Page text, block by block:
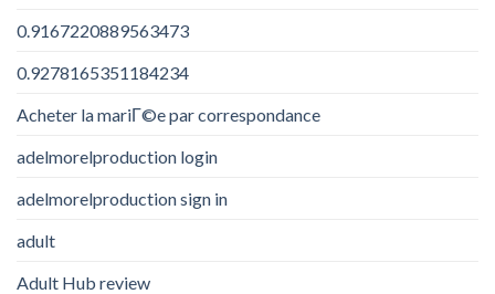
0.9167220889563473
0.9278165351184234
Acheter la mariГ©e par correspondance
adelmorelproduction login
adelmorelproduction sign in
adult
Adult Hub review